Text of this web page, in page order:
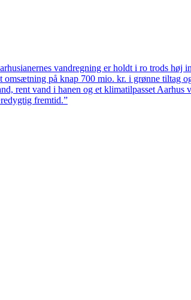
vandregning er holdt i ro trods høj
på knap 700 mio. kr. i grønne tiltag
rent vand i hanen og et klimatilpasset
fremtid.”